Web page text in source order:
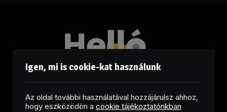
Igen, mi is cookie-kat használunk
Az oldal további használatával hozzájárulsz ahhoz,
hogy eszközödön a cookie tájékoztatónkban